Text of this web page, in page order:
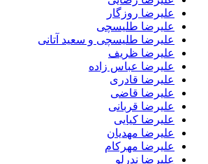
علیرضا روزگار
علیرضا طلیسچی
علیرضا طلیسچی و سعید آتانی
علیرضا ظریف
علیرضا عباس زاده
علیرضا قادری
علیرضا قاضی
علیرضا قربانی
علیرضا کیایی
علیرضا مهدیان
علیرضا مهرکام
علیرضا ندرلو